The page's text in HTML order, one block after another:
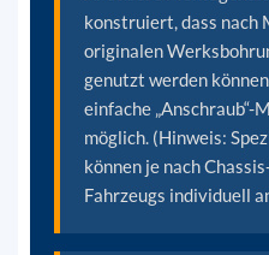
konstruiert, dass nach
originalen
genutzt werden
einfache „Anschraub“-
möglich. (Hinweis:
können je nach
Fahrzeugs individuell